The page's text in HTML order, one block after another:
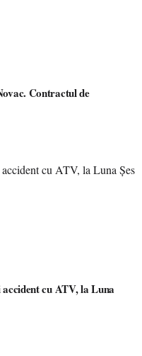
Contractul de
cu ATV, la Luna